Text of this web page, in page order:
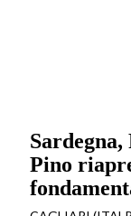
Pino